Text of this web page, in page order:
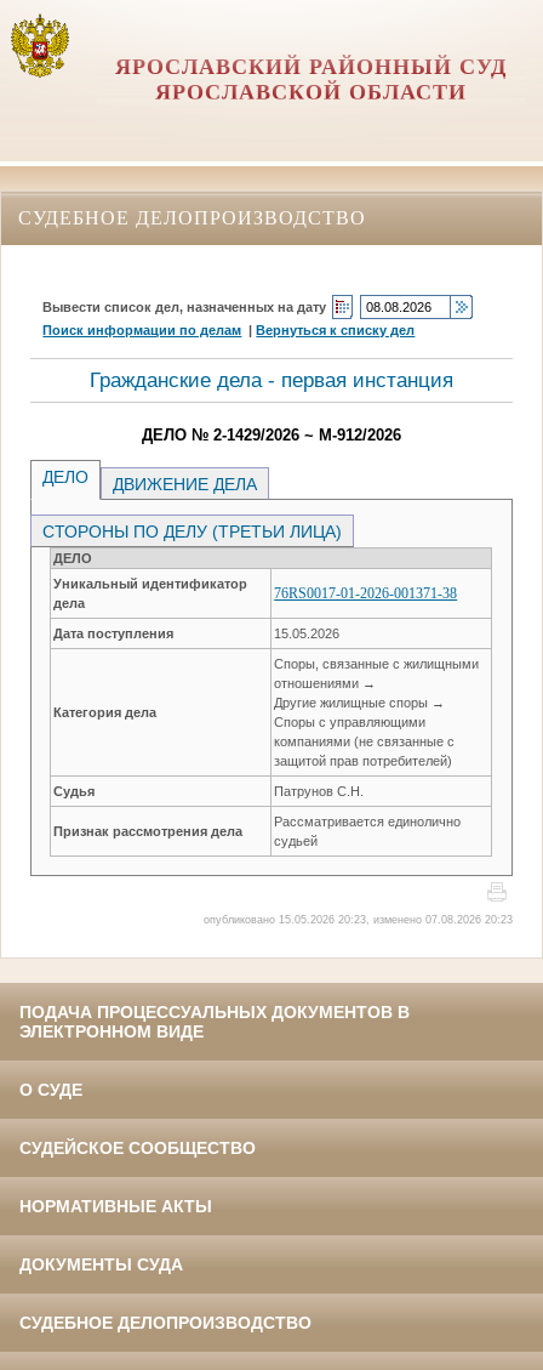
ЯРОСЛАВСКИЙ РАЙОННЫЙ СУД
ЯРОСЛАВСКОЙ ОБЛАСТИ
СУДЕБНОЕ ДЕЛОПРОИЗВОДСТВО
Вывести список дел, назначенных на дату
Поиск информации по делам |Вернуться к списку дел
Гражданские дела - первая инстанция
ДЕЛО № 2-1429/2026 ~ М-912/2026
ДЕЛО ДВИЖЕНИЕ ДЕЛА
СТОРОНЫ ПО ДЕЛУ (ТРЕТЬИ ЛИЦА)
ДЕЛО
Уникальный идентификатор
дела
76RS0017-01-2026-001371-38
Дата поступления 15.05.2026
Категория дела
Споры, связанные с жилищными
отношениями →
Другие жилищные споры →
Споры с управляющими
компаниями (не связанные с
защитой прав потребителей)
Судья Патрунов С.Н.
Признак рассмотрения дела
Рассматривается единолично
судьей
опубликовано 15.05.2026 20:23, изменено 07.08.2026 20:23
ПОДАЧА ПРОЦЕССУАЛЬНЫХ ДОКУМЕНТОВ В
ЭЛЕКТРОННОМ ВИДЕ
О СУДЕ
СУДЕЙСКОЕ СООБЩЕСТВО
НОРМАТИВНЫЕ АКТЫ
ДОКУМЕНТЫ СУДА
СУДЕБНОЕ ДЕЛОПРОИЗВОДСТВО